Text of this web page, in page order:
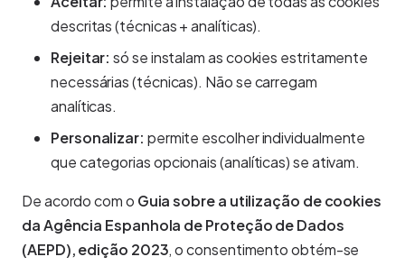
descritas (técnicas + analíticas).
Rejeitar: só se instalam as cookies estritamente
necessárias (técnicas). Não se carregam
analíticas.
Personalizar: permite escolher individualmente
que categorias opcionais (analíticas) se ativam.
De acordo com o Guia sobre a utilização de cookies
da Agência Espanhola de Proteção de Dados
(AEPD), edição 2023, o consentimento obtém-se